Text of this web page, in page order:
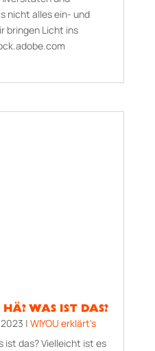
nicht alles ein- und
bringen Licht ins
WAS IST DAS?
| WIYOU erklärt's
ist das? Vielleicht ist es